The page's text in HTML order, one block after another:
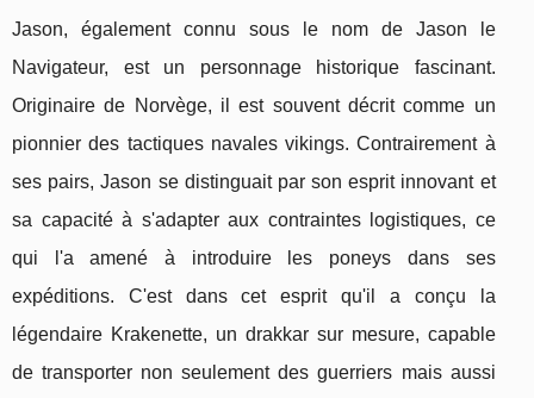
Jason, également connu sous le nom de Jason le
Navigateur, est un personnage historique fascinant.
Originaire de Norvège, il est souvent décrit comme un
pionnier des tactiques navales vikings. Contrairement à
ses pairs, Jason se distinguait par son esprit innovant et
sa capacité à s'adapter aux contraintes logistiques, ce
qui l'a amené à introduire les poneys dans ses
expéditions. C'est dans cet esprit qu'il a conçu la
légendaire Krakenette, un drakkar sur mesure, capable
de transporter non seulement des guerriers mais aussi